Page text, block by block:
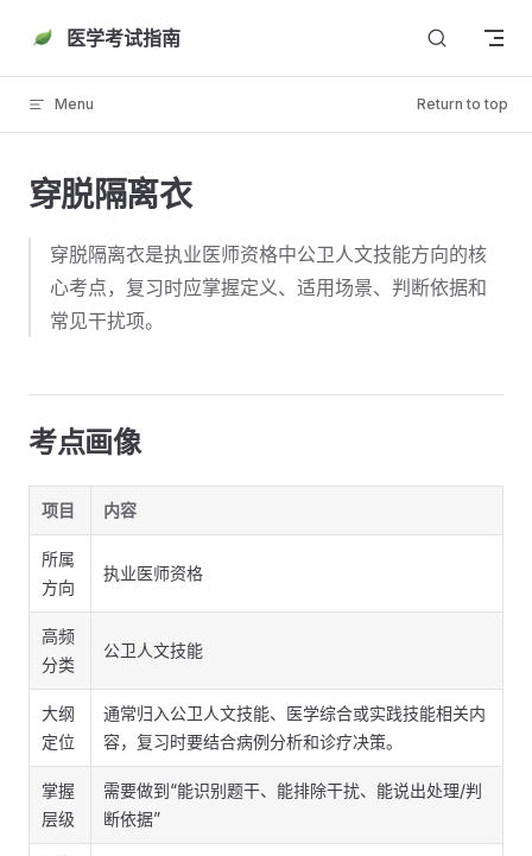
Skip to content
医学考试指南
Menu Return to top
穿脱隔离衣
穿脱隔离衣是执业医师资格中公卫人文技能方向的核
心考点，复习时应掌握定义、适用场景、判断依据和
常见干扰项。
考点画像
项目 内容
所属
方向
执业医师资格
高频
分类
公卫人文技能
大纲
定位
通常归入公卫人文技能、医学综合或实践技能相关内
容，复习时要结合病例分析和诊疗决策。
掌握
层级
需要做到“能识别题干、能排除干扰、能说出处理/判
断依据”